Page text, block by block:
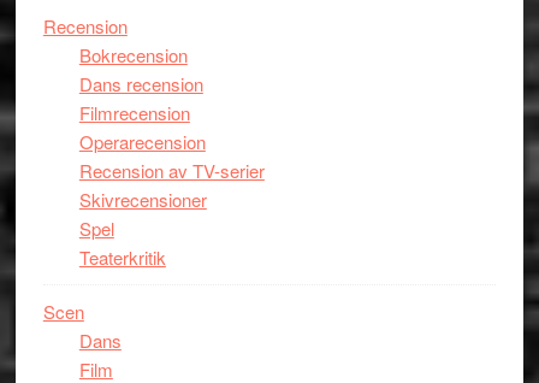
Recension
Bokrecension
Dans recension
Filmrecension
Operarecension
Recension av TV-serier
Skivrecensioner
Spel
Teaterkritik
Scen
Dans
Film